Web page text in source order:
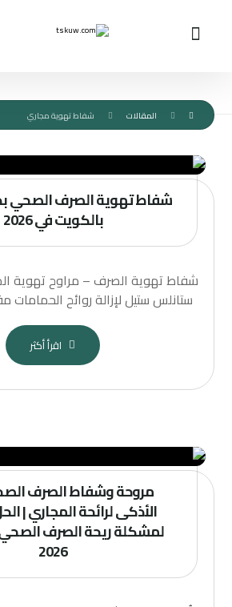
المقالات شفاط تهوية مجاري
شفاط تهوية الصرف الصحي
بالكويت في 2026
شفاط تهوية الصرف – مراوح تهوية
ستانلس ستيل لإزالة روائح
اقرأ أكثر
مروحة وشفاط الصرف
الأذكى لرائحة المجاري |
لمشكلة ريحة الصرف الصحي
2026